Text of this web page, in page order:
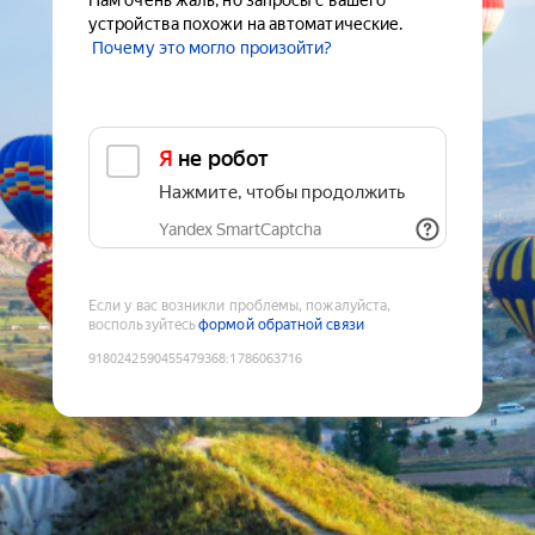
устройства похожи на автоматические.
Почему это могло произойти?
Я не робот
Нажмите, чтобы продолжить
Yandex SmartCaptcha
Если у вас возникли проблемы, пожалуйста,
воспользуйтесьформой обратной связи
9180242590455479368:1786063716